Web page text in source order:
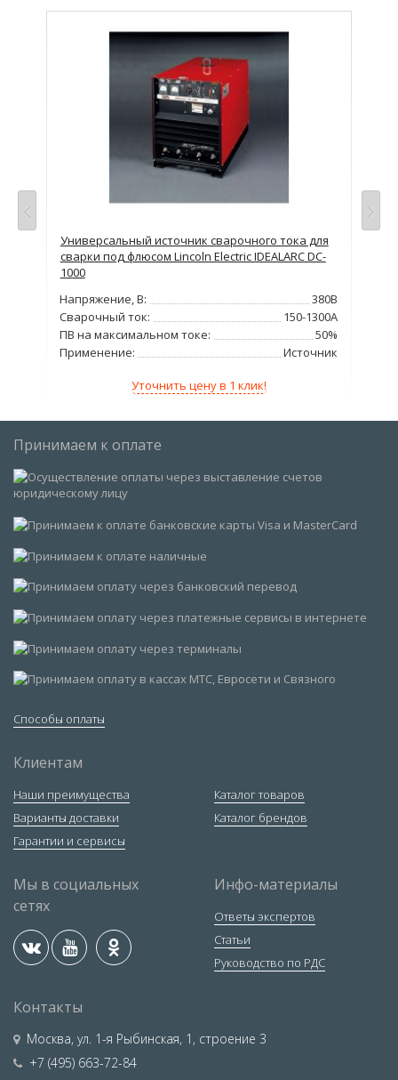
Универсальный источник сварочного тока для
сварки под флюсом Lincoln Electric IDEALARC DC-
1000
Напряжение, В:
380В
Сварочный ток:
150-1300А
ПВ на максимальном токе:
50%
Применение:
Источник
Уточнить цену в 1 клик!
Принимаем к оплате
Способы оплаты
Клиентам
Наши преимущества
Варианты доставки
Гарантии и сервисы
Каталог товаров
Каталог брендов
Мы в социальных
сетях
Инфо-материалы
Ответы экспертов
Статьи
Руководство по РДС
Контакты
Москва, ул. 1-я Рыбинская, 1, строение 3
+7 (495) 663-72-84